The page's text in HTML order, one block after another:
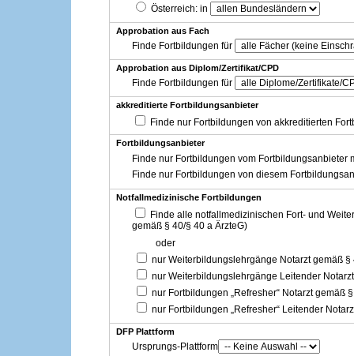
Österreich: in
Approbation aus Fach
Finde Fortbildungen für
Approbation aus Diplom/Zertifikat/CPD
Finde Fortbildungen für
akkreditierte Fortbildungsanbieter
Finde nur Fortbildungen von akkreditierten
Fortbildungsanbieter
Finde nur Fortbildungen vom Fortbildungsanbieter
Finde nur Fortbildungen von diesem
Notfallmedizinische Fortbildungen
Finde alle notfallmedizinischen Fort- und
gemäß § 40/§ 40 a ÄrzteG)
oder
nur Weiterbildungslehrgänge Notarzt gemäß §
nur Weiterbildungslehrgänge Leitender
nur Fortbildungen „Refresher“ Notarzt gemäß
nur Fortbildungen „Refresher“ Leitender
DFP Plattform
Ursprungs-Plattform